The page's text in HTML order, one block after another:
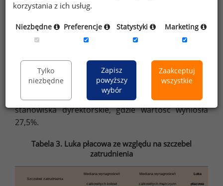
W tabeli 3 przedstawiono mediany wynagrodzeń
całkowitych kobiet i mężczyzn na różnych
szczeblach zatrudnienia oraz obliczono lukę
najmniejsze różnice w wynagrodzeniach kobiet
i mężczyzn są wśród młodszych specjalistów
(10,3%). Natomiast najwyższą lukę płacową
zidentyfikowano wśród osób zajmujących
stanowiska dyrektorskie, gdzie wartość wyniosła
27,5%.
Tabela 3. Luka płacowa ze względu na szczebel
zatrudnienia
Szczebel zatrudnienia
Mediana wynagrodzeń
całkowitych kobiet
Mediana wynagrodzeń
całkowitych mężczyzn
Luka
płacowa
korzystania z ich usług.
Niezbędne Preferencje Statystyki Marketing
Tylko
niezbędne
Zapisz
powyższy
wybór
Zaakceptuj
wszystkie